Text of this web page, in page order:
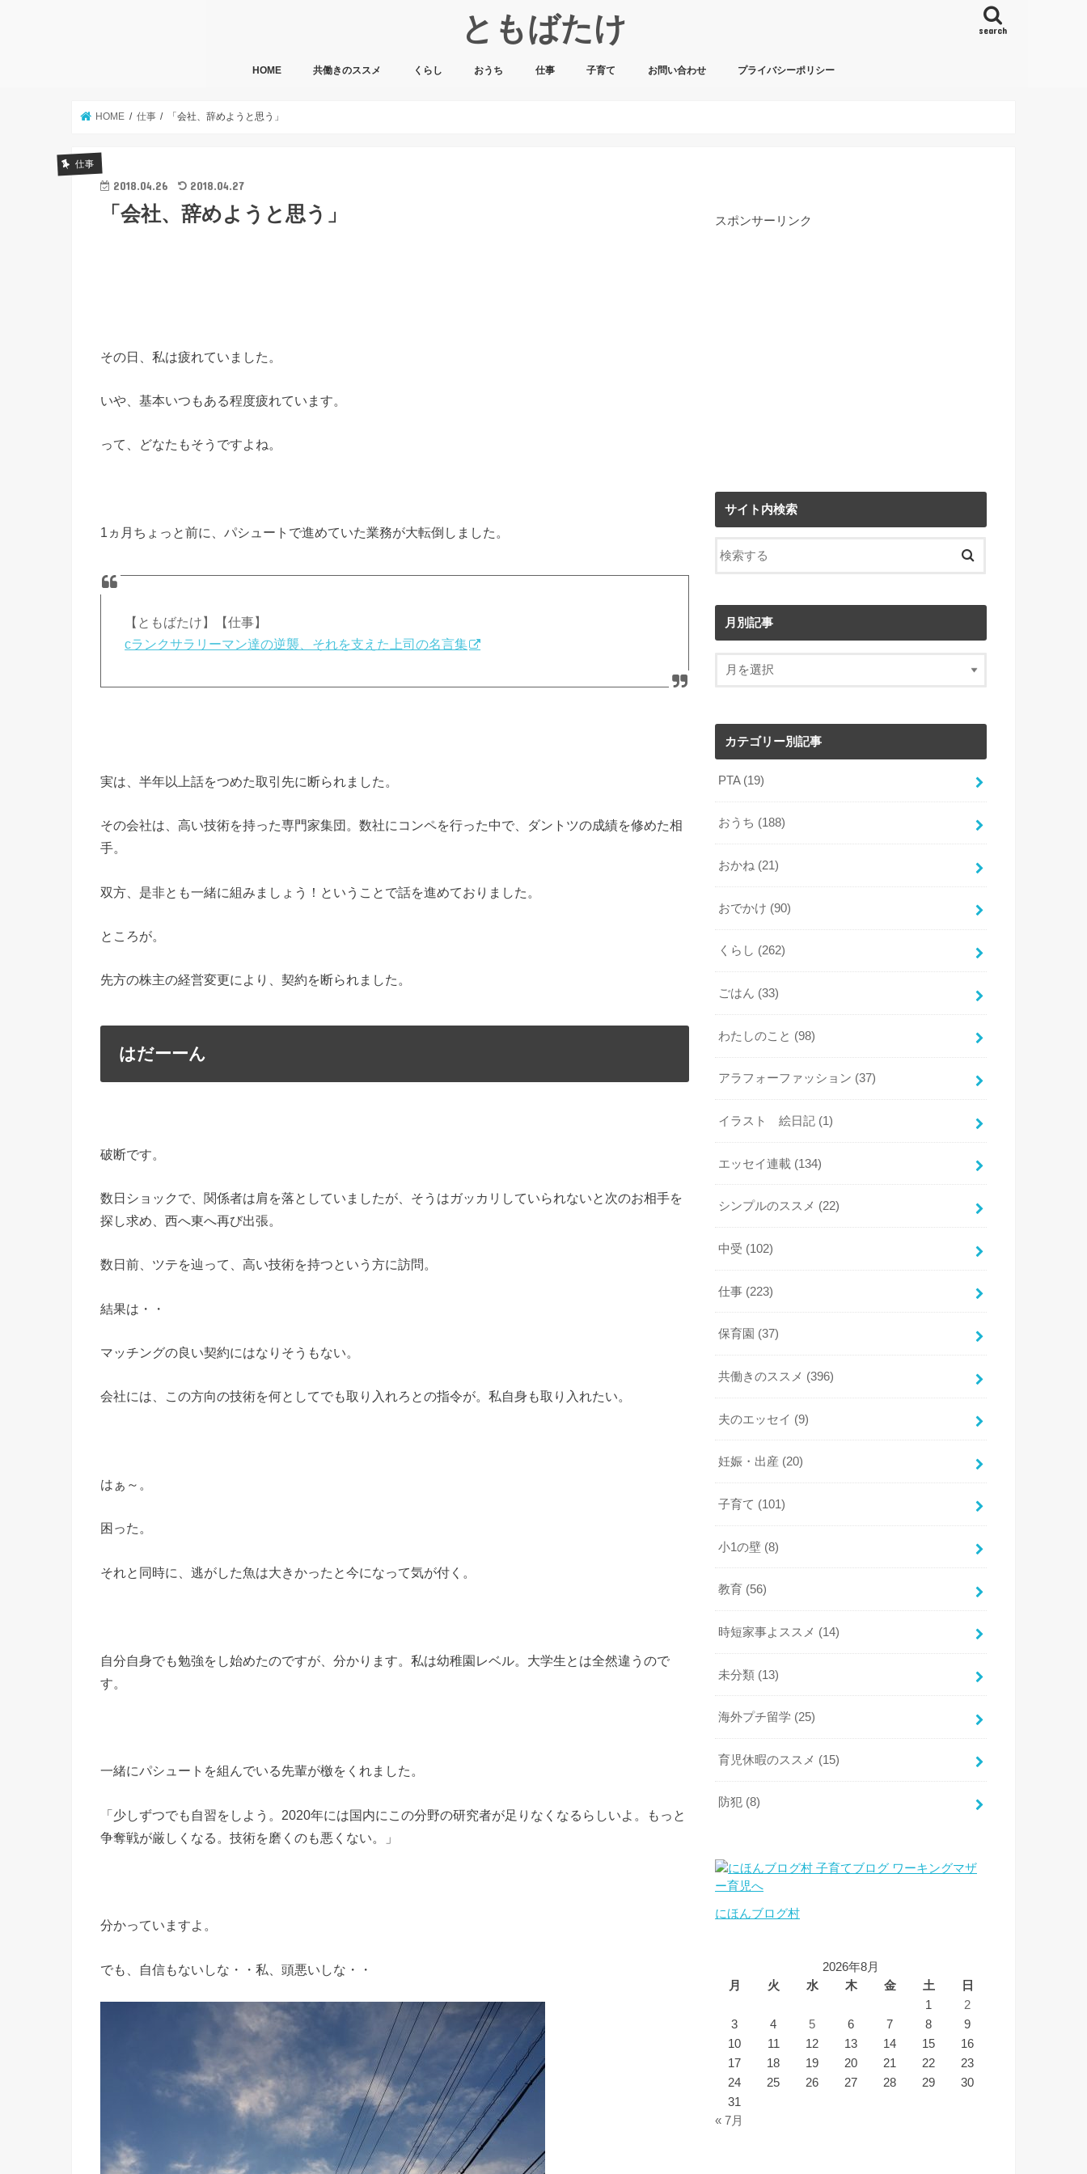
ともばたけ search
HOME 共働きのススメ くらし おうち 仕事 子育て お問い合わせ プライバシーポリシー
HOME 仕事 「会社、辞めようと思う」
仕事
2018.04.26 2018.04.27
「会社、辞めようと思う」
その日、私は疲れていました。
いや、基本いつもある程度疲れています。
って、どなたもそうですよね。
1ヵ月ちょっと前に、パシュートで進めていた業務が大転倒しました。
【ともばたけ】【仕事】
cランクサラリーマン達の逆襲、それを支えた上司の名言集
実は、半年以上話をつめた取引先に断られました。
その会社は、高い技術を持った専門家集団。数社にコンペを行った中で、ダントツの成績を修めた相
手。
双方、是非とも一緒に組みましょう！ということで話を進めておりました。
ところが。
先方の株主の経営変更により、契約を断られました。
はだーーん
破断です。
数日ショックで、関係者は肩を落としていましたが、そうはガッカリしていられないと次のお相手を
探し求め、西へ東へ再び出張。
数日前、ツテを辿って、高い技術を持つという方に訪問。
結果は・・
マッチングの良い契約にはなりそうもない。
会社には、この方向の技術を何としてでも取り入れろとの指令が。私自身も取り入れたい。
はぁ～。
困った。
それと同時に、逃がした魚は大きかったと今になって気が付く。
自分自身でも勉強をし始めたのですが、分かります。私は幼稚園レベル。大学生とは全然違うので
す。
一緒にパシュートを組んでいる先輩が檄をくれました。
「少しずつでも自習をしよう。2020年には国内にこの分野の研究者が足りなくなるらしいよ。もっと
争奪戦が厳しくなる。技術を磨くのも悪くない。」
分かっていますよ。
でも、自信もないしな・・私、頭悪いしな・・
スポンサーリンク
サイト内検索
月別記事
カテゴリー別記事
PTA (19)
おうち (188)
おかね (21)
おでかけ (90)
くらし (262)
ごはん (33)
わたしのこと (98)
アラフォーファッション (37)
イラスト 絵日記 (1)
エッセイ連載 (134)
シンプルのススメ (22)
中受 (102)
仕事 (223)
保育園 (37)
共働きのススメ (396)
夫のエッセイ (9)
妊娠・出産 (20)
子育て (101)
小1の壁 (8)
教育 (56)
時短家事よススメ (14)
未分類 (13)
海外プチ留学 (25)
育児休暇のススメ (15)
防犯 (8)
にほんブログ村
2026年8月
月
火 水 木 金 土
日
1
2
3
4 5 6 7 8
9
10
11 12 13 14 15
16
17
18 19 20 21 22
23
24
25 26 27 28 29
30
31
« 7月